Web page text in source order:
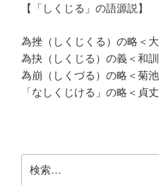
【「しくじる」の語源説】
為挫（しくじくる）の略＜
為抉（しくじる）の義＜和訓
為崩（しくづる）の略＜菊
「なしくじける」の略＜貞
索: